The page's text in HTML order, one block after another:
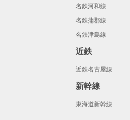
名鉄河和線
名鉄蒲郡線
名鉄津島線
近鉄
近鉄名古屋線
新幹線
東海道新幹線